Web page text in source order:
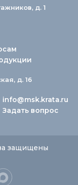
д. 1
д. 16
info@msk.krata.ru
Задать вопрос
защищены